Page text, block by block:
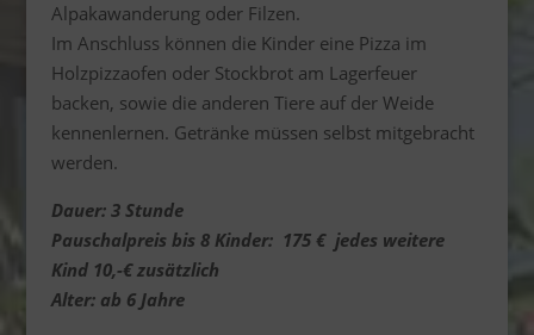
Alpakawanderung oder Filzen.
Im Anschluss können die Kinder eine Pizza im
Holzpizzaofen oder Stockbrot am Lagerfeuer
backen, sowie die anderen Tiere auf der Weide
kennenlernen. Getränke müssen selbst mitgebracht
werden.
Dauer: 3 Stunde
Pauschalpreis bis 8 Kinder: 175 € jedes weitere
Kind 10,-€ zusätzlich
Alter: ab 6 Jahre